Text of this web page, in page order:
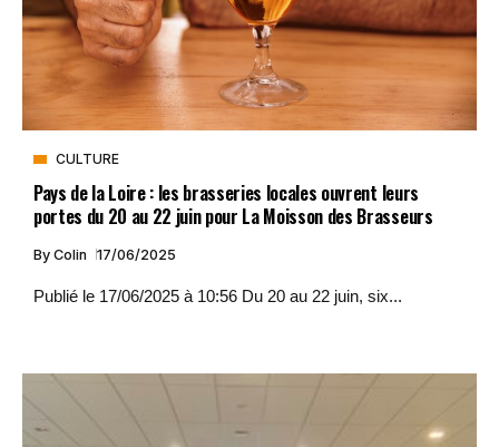
CULTURE
Pays de la Loire : les brasseries locales ouvrent leurs
portes du 20 au 22 juin pour La Moisson des Brasseurs
By Colin 17/06/2025
Publié le 17/06/2025 à 10:56 Du 20 au 22 juin, six...